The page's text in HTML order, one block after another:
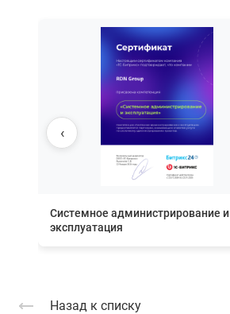
Системное администрирование и
эксплуатация
‹
Назад к списку